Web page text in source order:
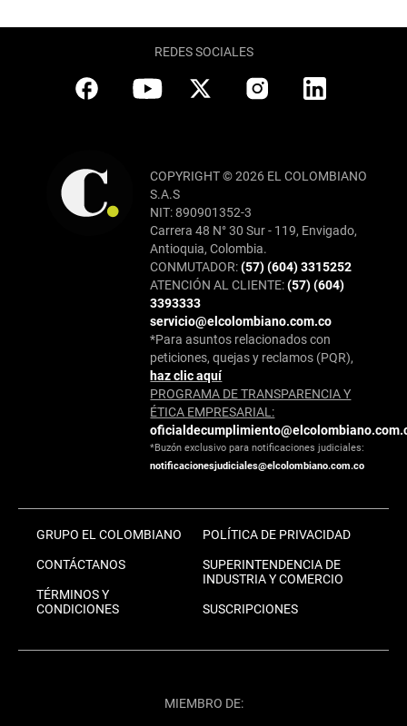
REDES SOCIALES
COPYRIGHT © 2026 EL COLOMBIANO
S.A.S
NIT: 890901352-3
Carrera 48 N° 30 Sur - 119, Envigado,
Antioquia, Colombia.
CONMUTADOR:(57) (604) 3315252
ATENCIÓN AL CLIENTE:(57) (604)
3393333
servicio@elcolombiano.com.co
*Para asuntos relacionados con
peticiones, quejas y reclamos (PQR),
haz clic aquí
PROGRAMA DE TRANSPARENCIA Y
ÉTICA EMPRESARIAL:
*Buzón exclusivo para notificaciones judiciales:
notificacionesjudiciales@elcolombiano.com.co
GRUPO EL COLOMBIANO
CONTÁCTANOS
TÉRMINOS Y
CONDICIONES
POLÍTICA DE PRIVACIDAD
SUPERINTENDENCIA DE
INDUSTRIA Y COMERCIO
SUSCRIPCIONES
MIEMBRO DE: